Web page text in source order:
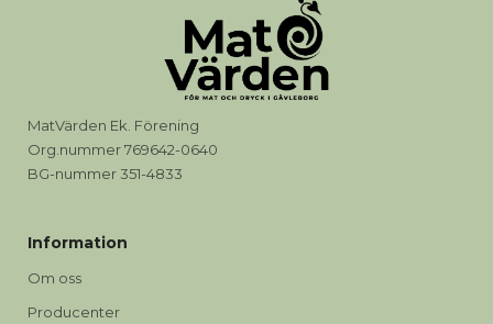
MatVärden Ek. Förening
Org.nummer 769642-0640
BG-nummer 351-4833
Information
Om oss
Producenter